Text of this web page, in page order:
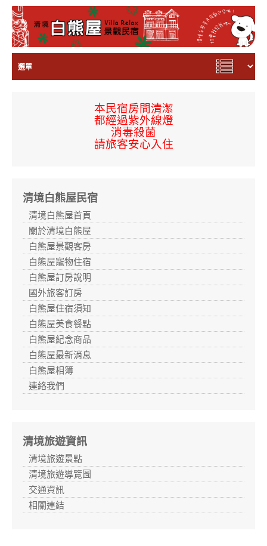
本民宿房間清潔
都經過紫外線燈
消毒殺菌
請旅客安心入住
清境白熊屋民宿
清境白熊屋首頁
關於清境白熊屋
白熊屋景觀客房
白熊屋寵物住宿
白熊屋訂房說明
國外旅客訂房
白熊屋住宿須知
白熊屋美食餐點
白熊屋紀念商品
白熊屋最新消息
白熊屋相簿
連絡我們
清境旅遊資訊
清境旅遊景點
清境旅遊導覽圖
交通資訊
相關連結